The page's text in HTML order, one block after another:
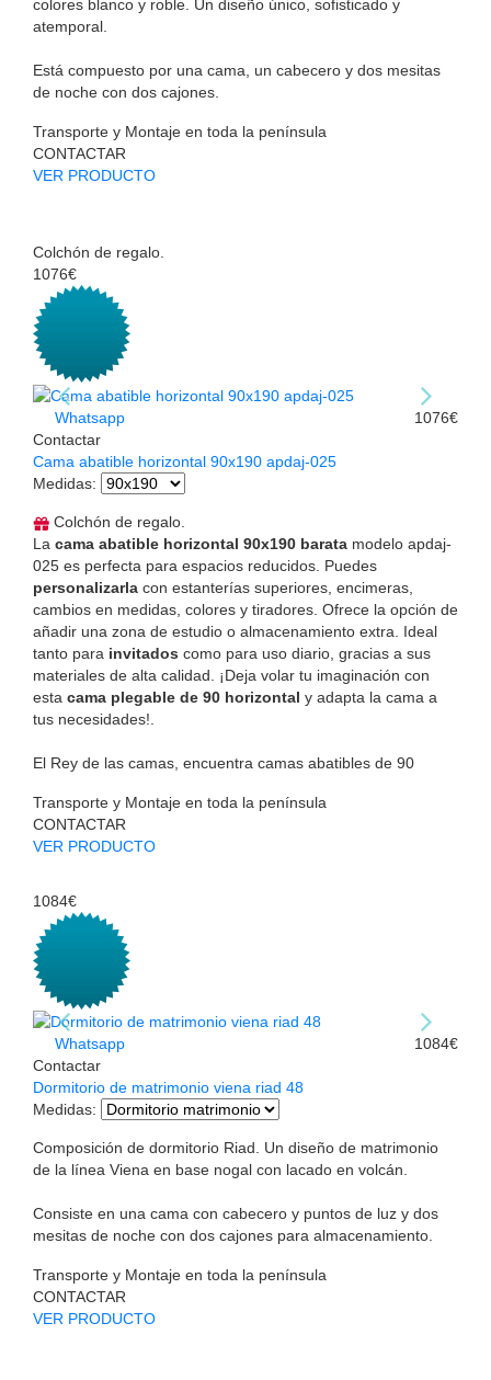
colores blanco y roble. Un diseño único, sofisticado y
atemporal.
Está compuesto por una cama, un cabecero y dos mesitas
de noche con dos cajones.
Transporte y Montaje en toda la península
CONTACTAR
VER PRODUCTO
Colchón de regalo.
1076€
Whatsapp
Contactar
1076€
Cama abatible horizontal 90x190 apdaj-025
Medidas:
Colchón de regalo.
La cama abatible horizontal 90x190 barata modelo apdaj-
025 es perfecta para espacios reducidos. Puedes
personalizarla con estanterías superiores, encimeras,
cambios en medidas, colores y tiradores. Ofrece la opción de
añadir una zona de estudio o almacenamiento extra. Ideal
tanto para invitados como para uso diario, gracias a sus
materiales de alta calidad. ¡Deja volar tu imaginación con
esta cama plegable de 90 horizontal y adapta la cama a
tus necesidades!.
El Rey de las camas, encuentra camas abatibles de 90
Transporte y Montaje en toda la península
CONTACTAR
VER PRODUCTO
1084€
Whatsapp
Contactar
1084€
Dormitorio de matrimonio viena riad 48
Medidas:
Composición de dormitorio Riad. Un diseño de matrimonio
de la línea Viena en base nogal con lacado en volcán.
Consiste en una cama con cabecero y puntos de luz y dos
mesitas de noche con dos cajones para almacenamiento.
Transporte y Montaje en toda la península
CONTACTAR
VER PRODUCTO